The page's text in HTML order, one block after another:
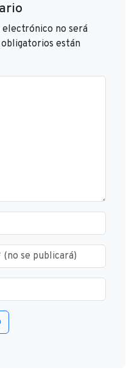
no será
obligatorios están